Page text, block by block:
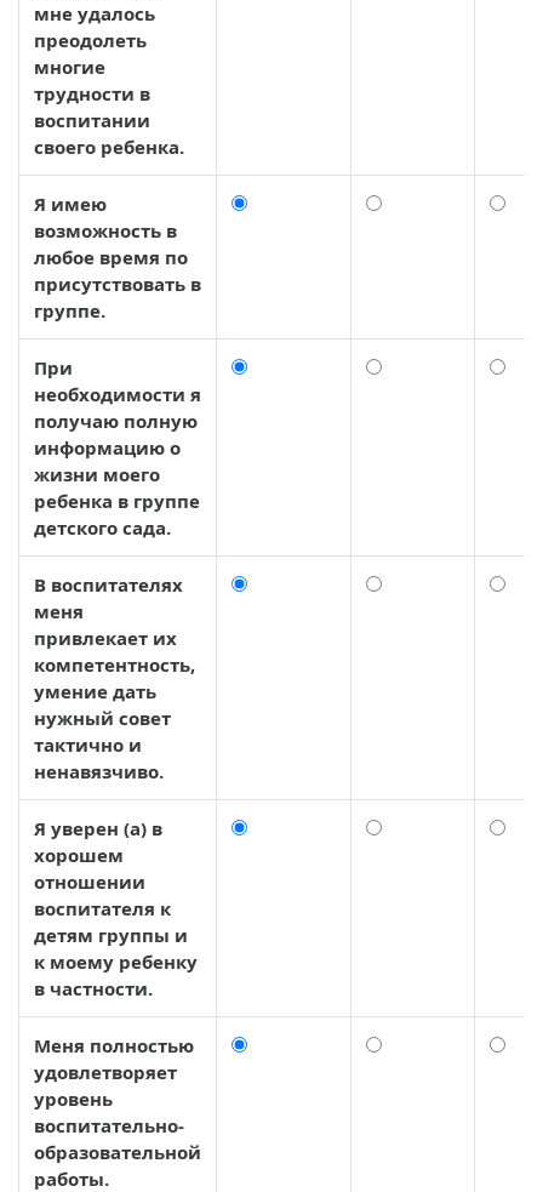
мне удалось
преодолеть
многие
трудности в
воспитании
своего ребенка.
Я имею
возможность в
любое время по
присутствовать в
группе.
При
необходимости я
получаю полную
информацию о
жизни моего
ребенка в группе
детского сада.
В воспитателях
меня
привлекает их
компетентность,
умение дать
нужный совет
тактично и
ненавязчиво.
Я уверен (а) в
хорошем
отношении
воспитателя к
детям группы и
к моему ребенку
в частности.
Меня полностью
удовлетворяет
уровень
воспитательно-
образовательной
работы.